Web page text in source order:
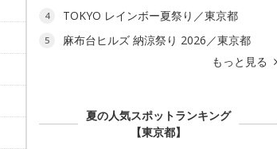
4 TOKYO レインボー夏祭り／東京都
5
麻布台ヒルズ 納涼祭り 2026／東京都
もっと見る
夏の人気スポットランキング
【東京都】